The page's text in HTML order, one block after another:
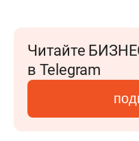
Читайте
в Telegram